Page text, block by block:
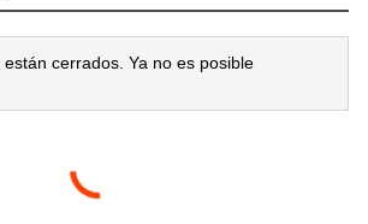
cerrados. Ya no es posible